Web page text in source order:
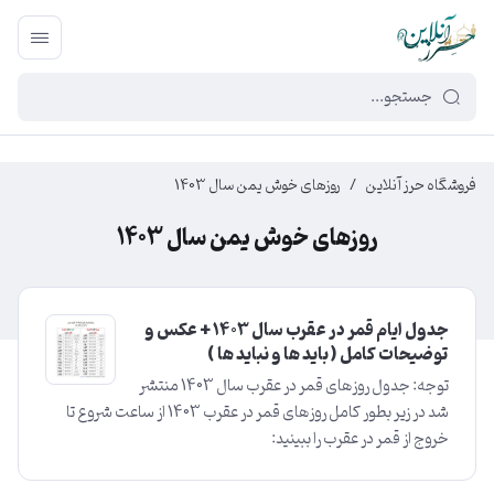
449f43cf-3da2-4422-bb12-2566cb5b8b05
فروشگاه حرز آنلاین / روزهای خوش یمن سال 1403
روزهای خوش یمن سال 1403
جدول ایام قمر در عقرب سال ۱۴۰3 + عکس و
توضیحات کامل ( باید ها و نباید ها )
توجه: جدول روزهای قمر در عقرب سال 1403 منتشر
شد در زیر بطور کامل روزهای قمر در عقرب 1403 از ساعت شروع تا
خروج از قمر در عقرب را ببینید: